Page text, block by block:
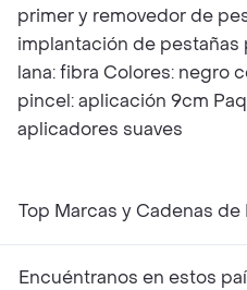
primer y removedor de
implantación de pestañas
lana: fibra Colores: negro
pincel: aplicación 9cm
aplicadores suaves
Top Marcas y Cadenas de
Encuéntranos en estos